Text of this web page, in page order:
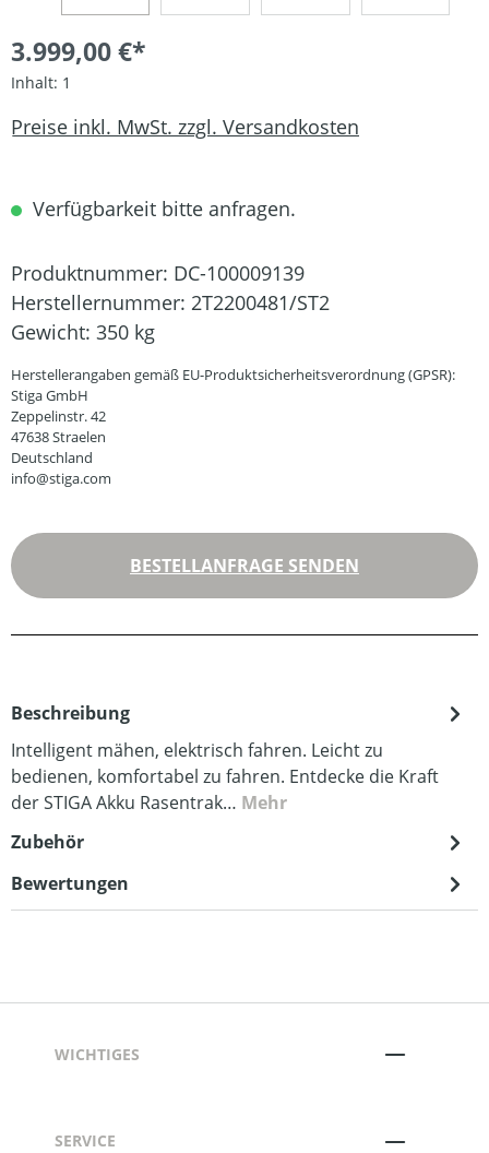
3.999,00 €*
Inhalt: 1
Preise inkl. MwSt. zzgl. Versandkosten
Verfügbarkeit bitte anfragen.
Produktnummer: DC-100009139
Herstellernummer: 2T2200481/ST2
Gewicht: 350 kg
Herstellerangaben gemäß EU-Produktsicherheitsverordnung (GPSR):
Stiga GmbH
Zeppelinstr. 42
47638 Straelen
Deutschland
info@stiga.com
BESTELLANFRAGE SENDEN
Beschreibung
Intelligent mähen, elektrisch fahren. Leicht zu
bedienen, komfortabel zu fahren. Entdecke die Kraft
der STIGA Akku Rasentrak… Mehr
Zubehör
Bewertungen
WICHTIGES
SERVICE